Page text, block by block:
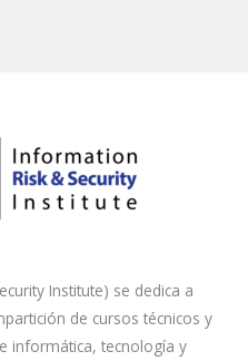
Institute) se dedica a
de cursos técnicos y
informática, tecnología y